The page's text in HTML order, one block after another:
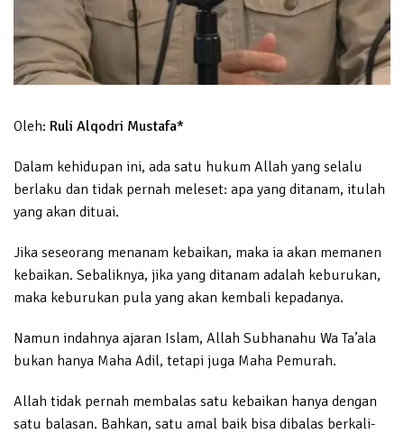
Oleh: Ruli Alqodri Mustafa*
Dalam kehidupan ini, ada satu hukum Allah yang selalu
berlaku dan tidak pernah meleset: apa yang ditanam, itulah
yang akan dituai.
Jika seseorang menanam kebaikan, maka ia akan memanen
kebaikan. Sebaliknya, jika yang ditanam adalah keburukan,
maka keburukan pula yang akan kembali kepadanya.
Namun indahnya ajaran Islam, Allah Subhanahu Wa Ta’ala
bukan hanya Maha Adil, tetapi juga Maha Pemurah.
Allah tidak pernah membalas satu kebaikan hanya dengan
satu balasan. Bahkan, satu amal baik bisa dibalas berkali-